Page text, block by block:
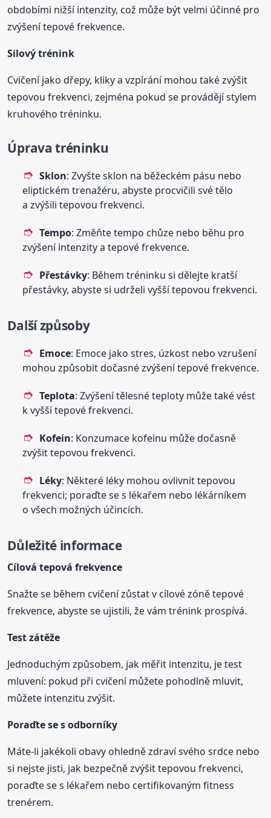
obdobími nižší intenzity, což může být velmi účinné pro
zvýšení tepové frekvence.
Silový trénink
Cvičení jako dřepy, kliky a vzpírání mohou také zvýšit
tepovou frekvenci, zejména pokud se provádějí stylem
kruhového tréninku.
Úprava tréninku
Sklon: Zvyšte sklon na běžeckém pásu nebo
eliptickém trenažéru, abyste procvičili své tělo
a zvýšili tepovou frekvenci.
Tempo: Změňte tempo chůze nebo běhu pro
zvýšení intenzity a tepové frekvence.
Přestávky: Během tréninku si dělejte kratší
přestávky, abyste si udrželi vyšší tepovou frekvenci.
Další způsoby
Emoce: Emoce jako stres, úzkost nebo vzrušení
mohou způsobit dočasné zvýšení tepové frekvence.
Teplota: Zvýšení tělesné teploty může také vést
k vyšší tepové frekvenci.
Kofein: Konzumace kofeinu může dočasně
zvýšit tepovou frekvenci.
Léky: Některé léky mohou ovlivnit tepovou
frekvenci; poraďte se s lékařem nebo lékárníkem
o všech možných účincích.
Důležité informace
Cílová tepová frekvence
Snažte se během cvičení zůstat v cílové zóně tepové
frekvence, abyste se ujistili, že vám trénink prospívá.
Test zátěže
Jednoduchým způsobem, jak měřit intenzitu, je test
mluvení: pokud při cvičení můžete pohodlně mluvit,
můžete intenzitu zvýšit.
Poraďte se s odborníky
Máte-li jakékoli obavy ohledně zdraví svého srdce nebo
si nejste jisti, jak bezpečně zvýšit tepovou frekvenci,
poraďte se s lékařem nebo certifikovaným fitness
trenérem.